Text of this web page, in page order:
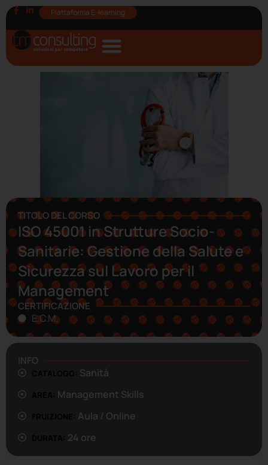
Piattaforma E-learning
TITOLO DEL CORSO
ISO 45001 in Strutture Socio-
Sanitarie: Gestione della Salute e
Sicurezza sul Lavoro per il
Management
CERTIFICAZIONE
E.C.M.
INFO
Sanità
Management Skills
Aula / Online
24 ore